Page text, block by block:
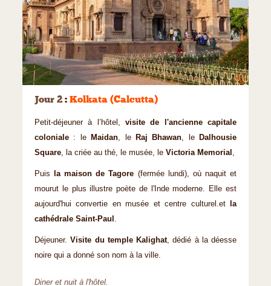
©
Jour 2 : Kolkata (Calcutta)
Petit-déjeuner à l’hôtel, visite de l'ancienne capitale
coloniale : le Maidan, le Raj Bhawan, le
Dalhousie
Square, la criée au thé, le musée, le Victoria Memorial ,
Puis la maison de Tagore (fermée lundi), où naquit et
mourut le plus illustre poète de l'Inde moderne. Elle est
aujourd'hui convertie en musée et centre culturel.et
la
cathédrale Saint-Paul .
Déjeuner.Visite du temple Kalighat, dédié à la déesse
noire qui a donné son nom à la ville.
Diner et nuit à l'hôtel.